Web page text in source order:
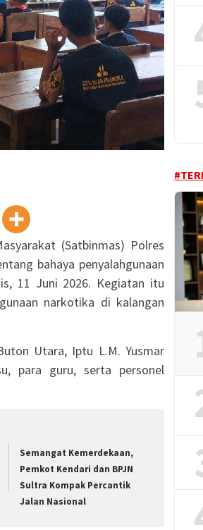
(Satbinmas) Polres
bahaya penyalahgunaan
11 Juni 2026. Kegiatan itu
narkotika di kalangan
Utara, Iptu L.M. Yusmar
para guru, serta personel
Semangat Kemerdekaan,
Pemkot Kendari dan BPJN
Sultra Kompak Percantik
Jalan Nasional